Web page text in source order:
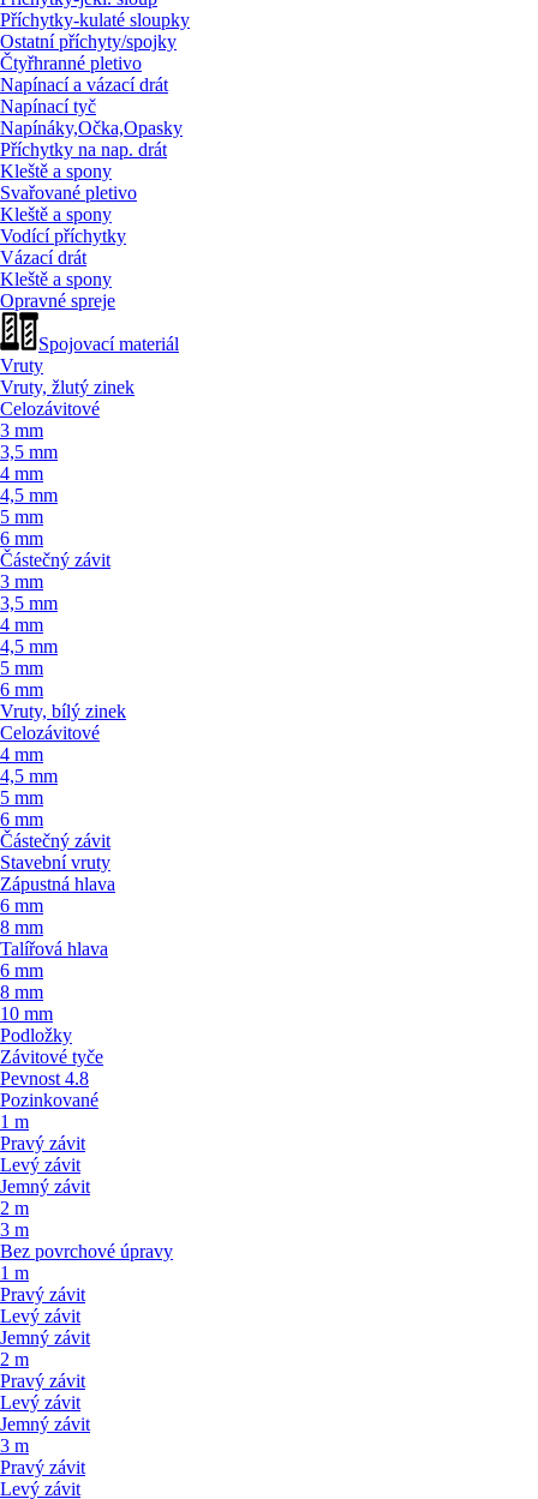
Příchytky-kulaté sloupky
Ostatní příchyty/spojky
Čtyřhranné pletivo
Napínací a vázací drát
Napínací tyč
Napínáky,Očka,Opasky
Příchytky na nap. drát
Kleště a spony
Svařované pletivo
Kleště a spony
Vodící příchytky
Vázací drát
Kleště a spony
Opravné spreje
Spojovací materiál
Vruty
Vruty, žlutý zinek
Celozávitové
3 mm
3,5 mm
4 mm
4,5 mm
5 mm
6 mm
Částečný závit
3 mm
3,5 mm
4 mm
4,5 mm
5 mm
6 mm
Vruty, bílý zinek
Celozávitové
4 mm
4,5 mm
5 mm
6 mm
Částečný závit
Stavební vruty
Zápustná hlava
6 mm
8 mm
Talířová hlava
6 mm
8 mm
10 mm
Podložky
Závitové tyče
Pevnost 4.8
Pozinkované
1 m
Pravý závit
Levý závit
Jemný závit
2 m
3 m
Bez povrchové úpravy
1 m
Pravý závit
Levý závit
Jemný závit
2 m
Pravý závit
Levý závit
Jemný závit
3 m
Pravý závit
Levý závit